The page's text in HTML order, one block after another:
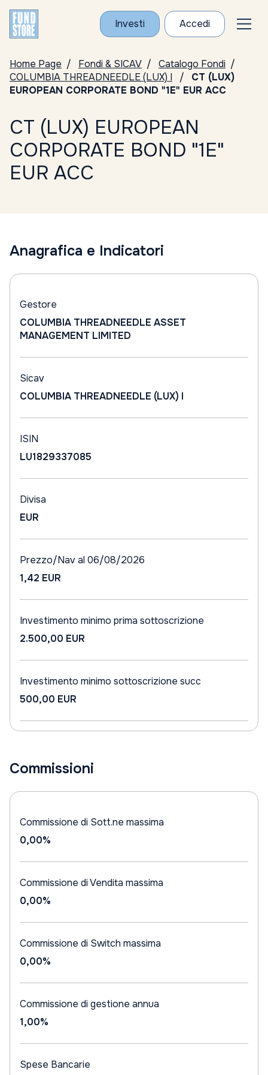
Investi Accedi
Home Page Fondi & SICAV
Catalogo Fondi
COLUMBIA THREADNEEDLE (LUX) I
CT (LUX)
EUROPEAN CORPORATE BOND "1E" EUR ACC
CT (LUX) EUROPEAN
CORPORATE BOND "1E"
EUR ACC
Anagrafica e Indicatori
Gestore
COLUMBIA THREADNEEDLE ASSET
MANAGEMENT LIMITED
Sicav
COLUMBIA THREADNEEDLE (LUX) I
ISIN
LU1829337085
Divisa
EUR
Prezzo/Nav al 06/08/2026
1,42 EUR
Investimento minimo prima sottoscrizione
2.500,00 EUR
Investimento minimo sottoscrizione succ
500,00 EUR
Commissioni
Commissione di Sott.ne massima
0,00%
Commissione di Vendita massima
0,00%
Commissione di Switch massima
0,00%
Commissione di gestione annua
1,00%
Spese Bancarie